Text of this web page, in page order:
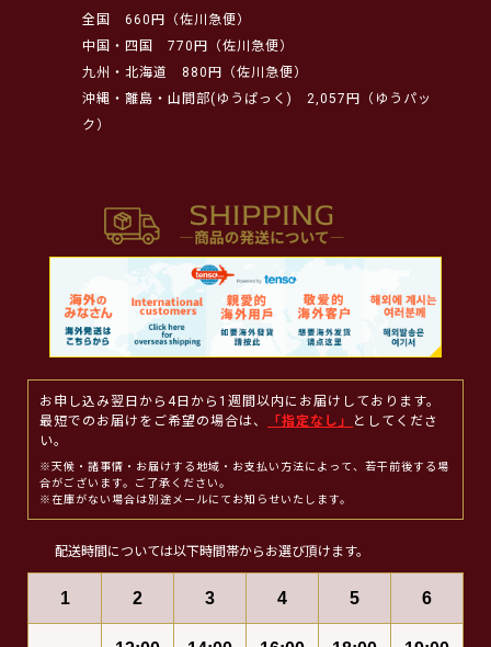
全国
660円（佐川急便）
中国・四国
770円（佐川急便）
九州・北海道
880円（佐川急便）
沖縄・離島・山間部(ゆうぱっく)
2,057円（ゆうパッ
ク）
お申し込み翌日から4日から1週間以内にお届けしております。
最短でのお届けをご希望の場合は、
「指定なし」
としてくださ
い。
※天候・諸事情・お届けする地域・お支払い方法によって、若干前後する場
合がございます。ご了承ください。
※在庫がない場合は別途メールにてお知らせいたします。
配送時間については以下時間帯からお選び頂けます。
1 2 3 4 5 6